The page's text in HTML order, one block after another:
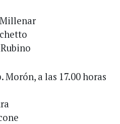
Morón, a las 17.00 horas